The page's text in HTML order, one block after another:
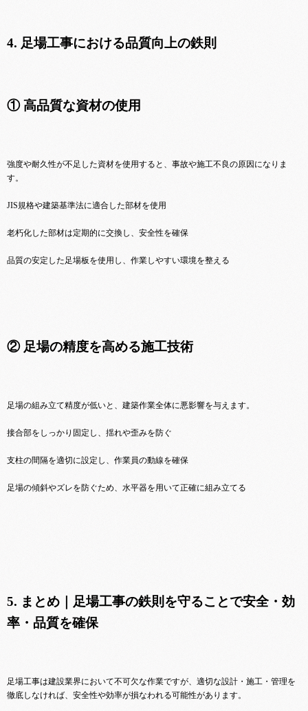
4. 足場工事における品質向上の鉄則
① 高品質な資材の使用
強度や耐久性が不足した資材を使用すると、事故や施工不良の原因になりま
す。
JIS規格や建築基準法に適合した部材を使用
老朽化した部材は定期的に交換し、安全性を確保
品質の安定した足場板を使用し、作業しやすい環境を整える
② 足場の精度を高める施工技術
足場の組み立て精度が低いと、建築作業全体に悪影響を与えます。
接合部をしっかり固定し、揺れや歪みを防ぐ
支柱の間隔を適切に設定し、作業員の動線を確保
足場の傾斜やズレを防ぐため、水平器を用いて正確に組み立てる
5. まとめ｜足場工事の鉄則を守ることで安全・効
率・品質を確保
足場工事は建設業界において不可欠な作業ですが、適切な設計・施工・管理を
徹底しなければ、安全性や効率が損なわれる可能性があります。